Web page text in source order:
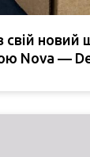
свій новий
Nova —